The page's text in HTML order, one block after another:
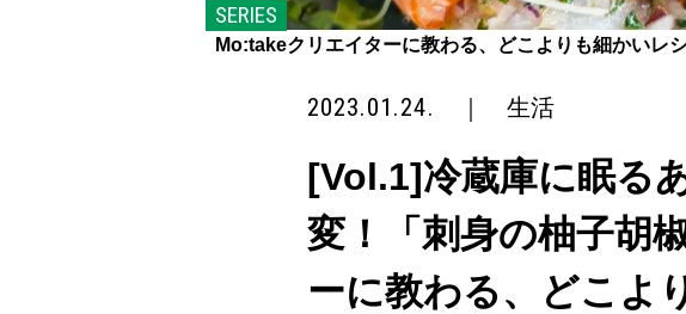
SERIES
Mo:takeクリエイターに教わる、どこよりも細かいレ
2023.01.24. 生活
[Vol.1]冷蔵庫に眠る
変！「刺身の柚子胡
ーに教わる、どこよ